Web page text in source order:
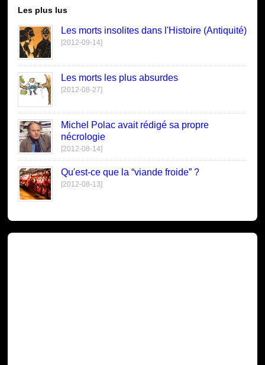
Les plus lus
Les morts insolites dans l'Histoire (Antiquité)
[2012-09-14]
Les morts les plus absurdes
[2012-08-27]
Michel Polac avait rédigé sa propre
nécrologie
[2012-08-14]
Qu'est-ce que la “viande froide” ?
[2012-08-13]